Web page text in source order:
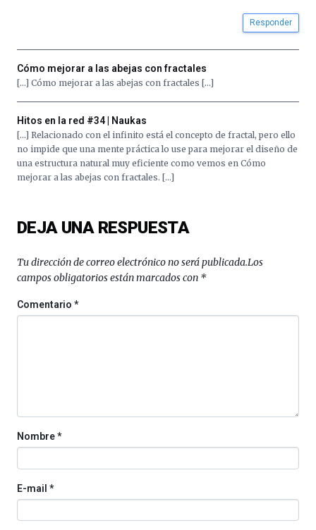
Responder
Cómo mejorar a las abejas con fractales
[…] Cómo mejorar a las abejas con fractales […]
Hitos en la red #34 | Naukas
[…] Relacionado con el infinito está el concepto de fractal, pero ello
no impide que una mente práctica lo use para mejorar el diseño de
una estructura natural muy eficiente como vemos en Cómo
mejorar a las abejas con fractales. […]
DEJA UNA RESPUESTA
Tu dirección de correo electrónico no será publicada.Los
campos obligatorios están marcados con *
Comentario*
Nombre*
E-mail *